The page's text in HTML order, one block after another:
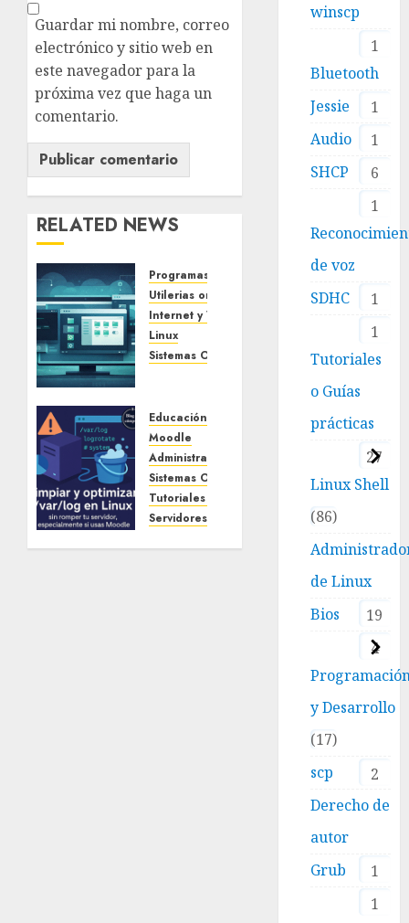
Guardar mi nombre, correo
electrónico y sitio web en
este navegador para la
próxima vez que haga un
comentario.
RELATED NEWS
Programas Gratuitos
Utilerias on line
Internet y Web
Linux
Sistemas Operativos
distribuciones
Linux
en tu
navegador
sin
instalar
Educación y Cursos
Moodle
Administrador de Linux
Sistemas Operativos
Tutoriales o Guías prácticas
Servidores
winscp
1
Bluetooth
1
Jessie
1
Audio
6
SHCP
1
de voz
1
SDHC
1
Tutoriales
o Guías
prácticas
27
Linux Shell
86
de Linux
19
Bios
4
y Desarrollo
17
scp
2
Derecho de
autor
1
Grub
1